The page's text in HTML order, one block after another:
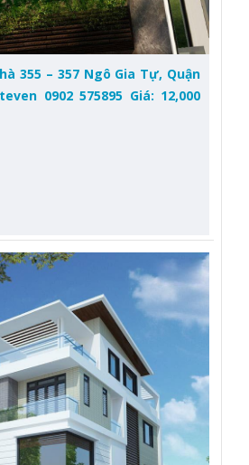
355 – 357 Ngô Gia Tự, Quận
0902 575895 Giá: 12,000